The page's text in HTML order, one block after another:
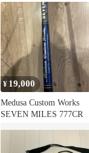
テックス素材
¥ 19,000
Medusa Custom Works
SEVEN MILES 777CR